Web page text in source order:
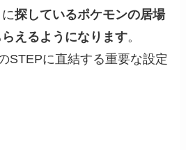
に探しているポケモンの居場
えるようになります。
STEPに直結する重要な設定